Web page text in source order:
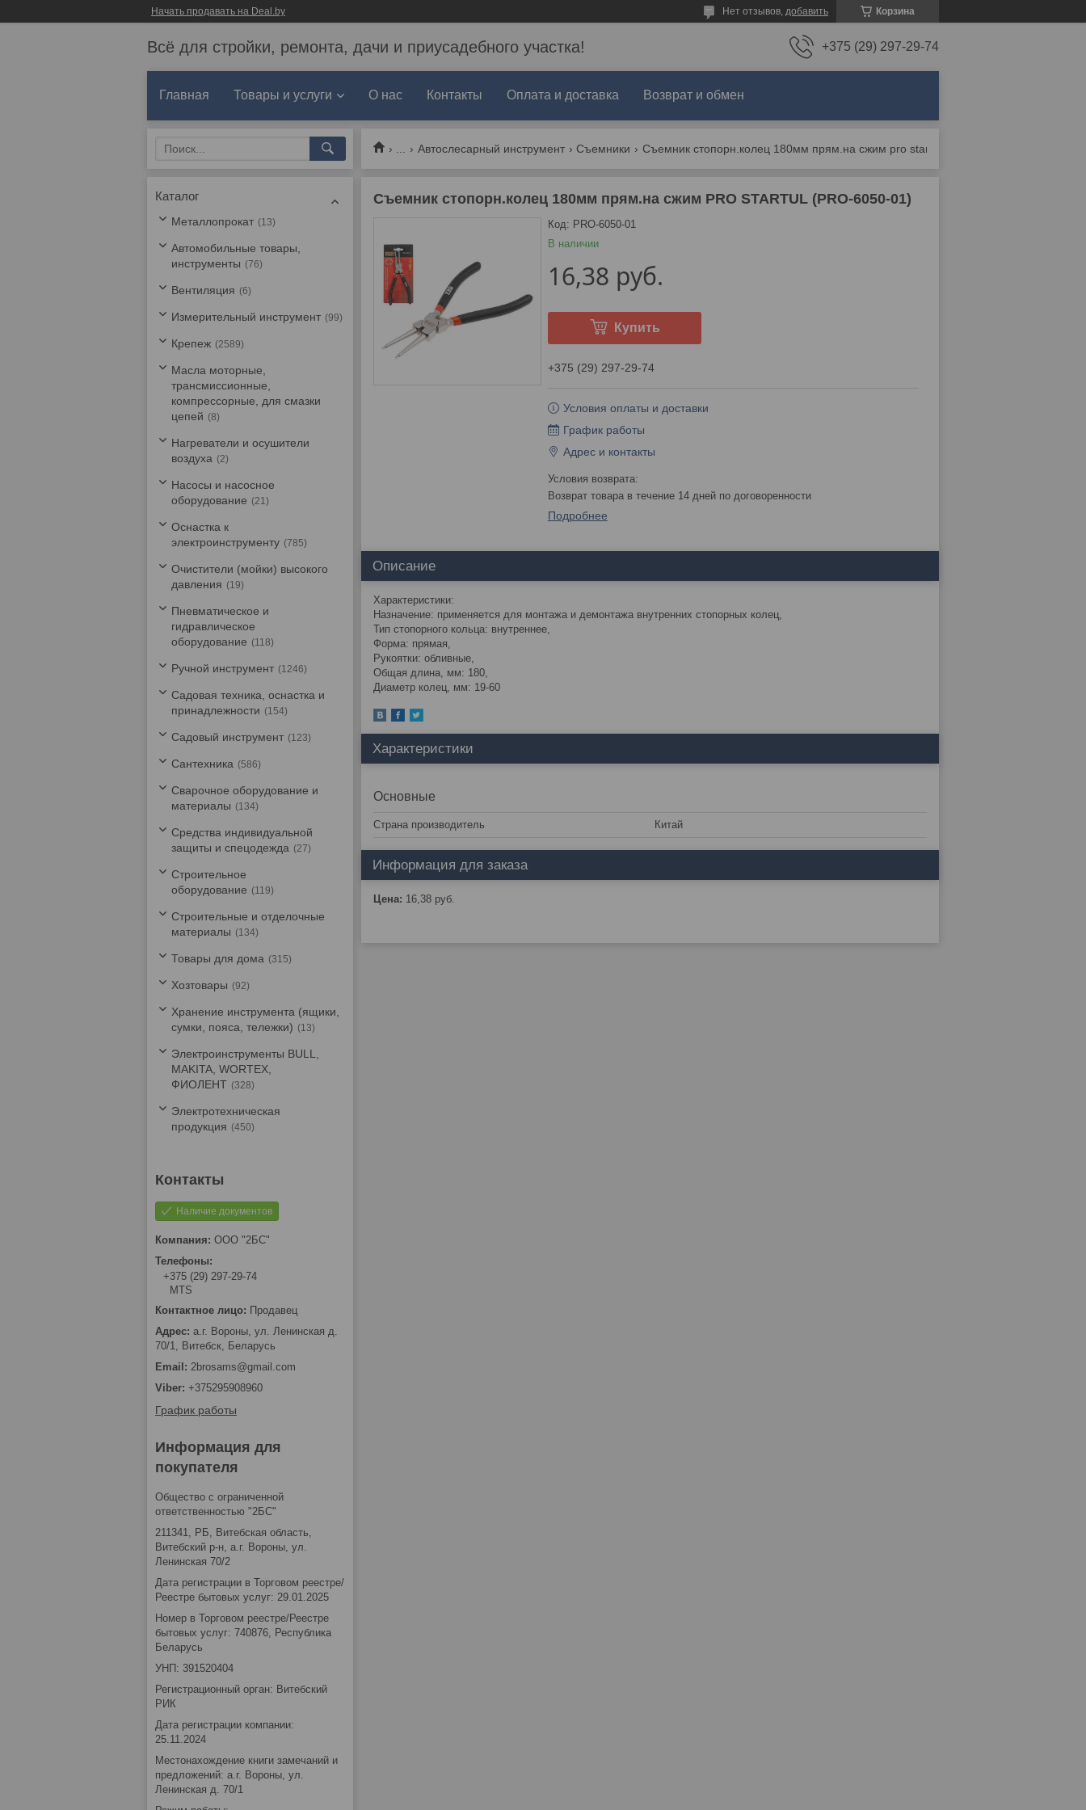
Начать продавать на Deal.by Корзина
Нет отзывов, добавить
Всё для стройки, ремонта, дачи и приусадебного участка! +375 (29) 297-29-74
Главная Товары и услуги О нас Контакты Оплата и доставка Возврат и обмен
Автослесарный инструмент Съемники
Съемник стопорн.колец 180мм прям.на сжим PRO STARTUL (PRO-6050-01)
В наличии
Код: PRO-6050-01
16,38 руб.
Купить
+375 (29) 297-29-74
Условия оплаты и доставки
График работы
Адрес и контакты
возврат товара в течение 14 дней по договоренности
Подробнее
Описание
Характеристики:
Назначение: применяется для монтажа и демонтажа внутренних стопорных колец,
Тип стопорного кольца: внутреннее,
Форма: прямая,
Рукоятки: обливные,
Общая длина, мм: 180,
Диаметр колец, мм: 19-60
Характеристики
Основные
Страна производитель Китай
Информация для заказа
Цена: 16,38 руб.
Каталог
Металлопрокат 13
Автомобильные товары,
инструменты
76
Вентиляция 6
Измерительный инструмент 99
Крепеж 2589
Масла моторные,
трансмиссионные,
компрессорные, для смазки
цепей
8
Нагреватели и осушители
воздуха
2
Насосы и насосное
оборудование
21
Оснастка к
электроинструменту
785
Очистители (мойки) высокого
давления
19
Пневматическое и
гидравлическое
оборудование
118
Ручной инструмент 1246
Садовая техника, оснастка и
принадлежности
154
Садовый инструмент 123
Сантехника 586
Сварочное оборудование и
материалы
134
Средства индивидуальной
защиты и спецодежда
27
Строительное
оборудование
119
Строительные и отделочные
материалы
134
Товары для дома 315
Хозтовары 92
Хранение инструмента (ящики,
сумки, пояса, тележки)
13
Электроинструменты BULL,
MAKITA, WORTEX,
ФИОЛЕНТ
328
Электротехническая
продукция
450
Наличие документов
ООО "2БС"
+375 (29) 297-29-74
MTS
Продавец
а.г. Вороны, ул. Ленинская д.
70/1, Витебск, Беларусь
2brosams@gmail.com
+375295908960
График работы
Информация для
покупателя
Общество с ограниченной
ответственностью "2БС"
211341, РБ, Витебская область,
Витебский р-н, а.г. Вороны, ул.
Ленинская 70/2
Дата регистрации в Торговом реестре/
Реестре бытовых услуг: 29.01.2025
Номер в Торговом реестре/Реестре
бытовых услуг: 740876, Республика
Беларусь
УНП: 391520404
Регистрационный орган: Витебский
РИК
Дата регистрации компании:
25.11.2024
Местонахождение книги замечаний и
предложений: а.г. Вороны, ул.
Ленинская д. 70/1